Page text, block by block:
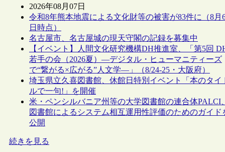
2026年08月07日
令和8年熊本地震による文化財等の被害が83件に（8月
日時点）
名古屋市、名古屋城の現天守閣の記録を募集中
【イベント】人間文化研究機構DH推進室、「第5回
若手の会（2026夏）―デジタル・ヒューマニティーズ
で“繋がる×広がる”人文学―」（8/24-25・大阪府）
埼玉県立久喜図書館、休館日特別イベント「本のタイ
ルで一句!」を開催
米・ペンシルバニア州等の大学図書館の連合体PALCI、
図書館によるシステム相互運用性評価のためのガイド
公開
続きを見る